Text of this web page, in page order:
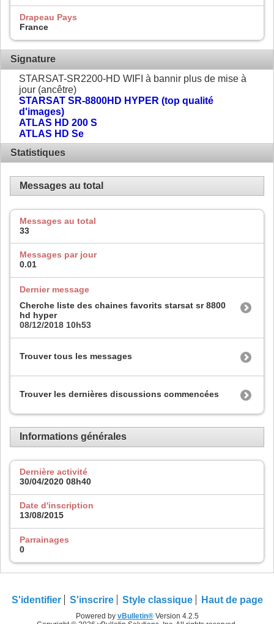
Drapeau Pays
France
Signature
STARSAT-SR2200-HD WIFI à bannir plus de mise à
jour (ancêtre)
STARSAT SR-8800HD HYPER (top qualité
d'images)
ATLAS HD 200 S
ATLAS HD Se
Statistiques
Messages au total
Messages au total
33
Messages par jour
0.01
Dernier message
Cherche liste des chaines favorits starsat sr 8800
hd hyper
08/12/2018 10h53
Trouver tous les messages
Trouver les dernières discussions commencées
Informations générales
Dernière activité
30/04/2020 08h40
Date d'inscription
13/08/2015
Parrainages
0
S'identifier S'inscrire Style classique Haut de page
Powered by vBulletin®Version 4.2.5